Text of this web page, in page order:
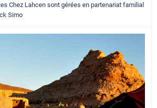
Chez Lahcen sont gérées en partenariat familial
Simo